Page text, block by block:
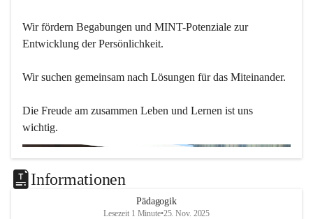
Wir fördern Begabungen und MINT-Potenziale zur
Entwicklung der Persönlichkeit.
Wir suchen gemeinsam nach Lösungen für das Miteinander.
Die Freude am zusammen Leben und Lernen ist uns
wichtig.
Informationen
Pädagogik
Lesezeit 1 Minute•25. Nov. 2025